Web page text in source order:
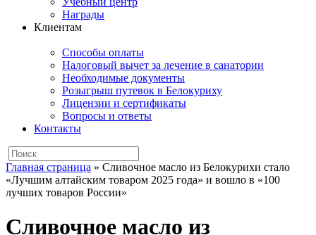
Награды
Клиентам
Способы оплаты
Налоговый вычет за лечение в санатории
Необходимые документы
Розыгрыш путевок в Белокуриху
Лицензии и сертификаты
Вопросы и ответы
Контакты
Главная страница » Сливочное масло из Белокурихи стало
«Лучшим алтайским товаром 2025 года» и вошло в «100
лучших товаров России»
Сливочное масло из